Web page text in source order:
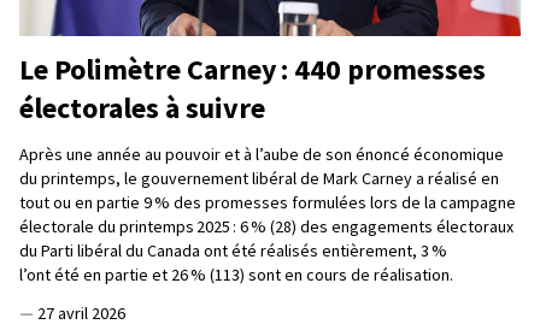
Le Polimètre Carney : 440 promesses
électorales à suivre
Après une année au pouvoir et à l’aube de son énoncé économique
du printemps, le gouvernement libéral de Mark Carney a réalisé en
tout ou en partie 9 % des promesses formulées lors de la campagne
électorale du printemps 2025 : 6 % (28) des engagements électoraux
du Parti libéral du Canada ont été réalisés entièrement, 3 %
l’ont été en partie et 26 % (113) sont en cours de réalisation.
— 27 avril 2026